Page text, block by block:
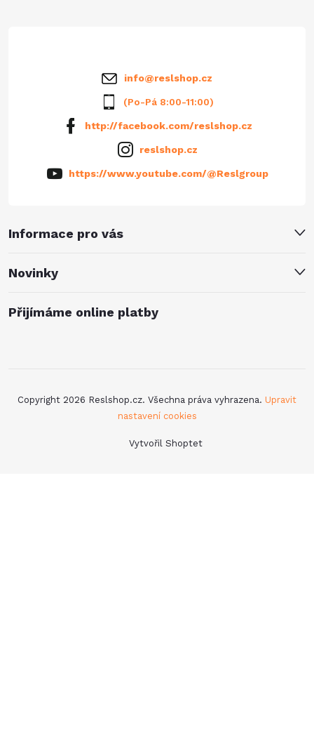
Informace pro vás
Novinky
info@reslshop.cz
(Po-Pá 8:00-11:00)
http://facebook.com/reslshop.cz
reslshop.cz
https://www.youtube.com/@Reslgroup
Přijímáme online platby
Vytvořil Shoptet
Copyright 2026 Reslshop.cz. Všechna práva vyhrazena. Upravit
nastavení cookies